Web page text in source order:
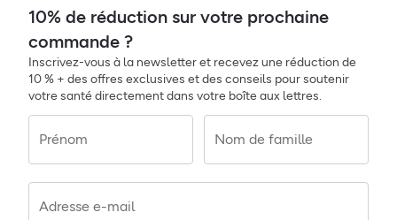
10% de réduction sur votre prochaine
commande ?
Inscrivez-vous à la newsletter et recevez une réduction de
10 % + des offres exclusives et des conseils pour soutenir
votre santé directement dans votre boîte aux lettres.
Prénom Nom de famille
Adresse e-mail